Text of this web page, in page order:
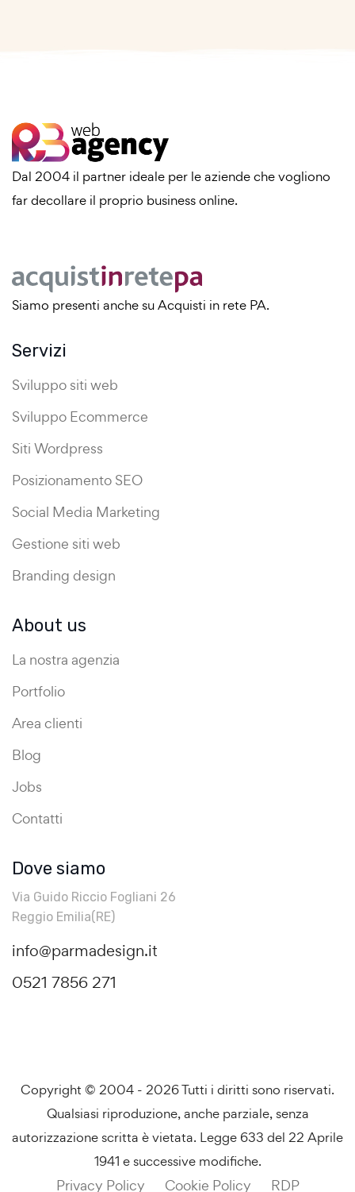
Dal 2004 il partner ideale per le aziende che vogliono
far decollare il proprio business online.
Siamo presenti anche su Acquisti in rete PA.
Servizi
Sviluppo siti web
Sviluppo Ecommerce
Siti Wordpress
Posizionamento SEO
Social Media Marketing
Gestione siti web
Branding design
About us
La nostra agenzia
Portfolio
Area clienti
Blog
Jobs
Contatti
Dove siamo
Via Guido Riccio Fogliani 26
Reggio Emilia(RE)
info@parmadesign.it
0521 7856 271
Copyright © 2004 - 2026 Tutti i diritti sono riservati.
Qualsiasi riproduzione, anche parziale, senza
autorizzazione scritta è vietata. Legge 633 del 22 Aprile
1941 e successive modifiche.
Privacy Policy Cookie Policy RDP